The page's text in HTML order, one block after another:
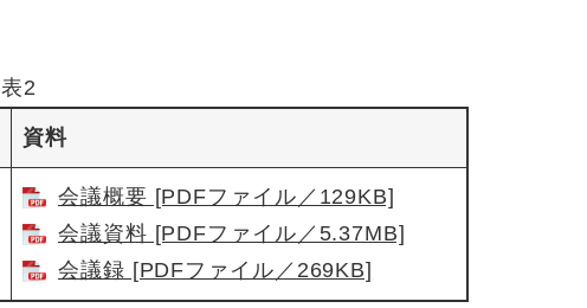
表2
資料
会議概要 [PDFファイル／129KB]
会議資料 [PDFファイル／5.37MB]
会議録 [PDFファイル／269KB]